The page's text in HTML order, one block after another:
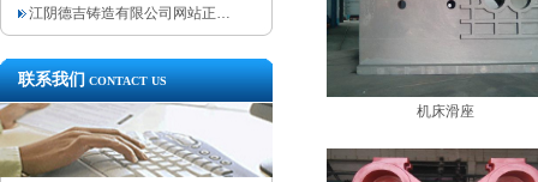
江阴德吉铸造有限公司网站正…
联系我们 CONTACT US
机床滑座